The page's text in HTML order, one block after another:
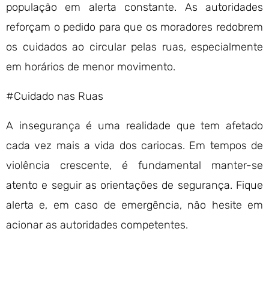
população em alerta constante. As autoridades
reforçam o pedido para que os moradores redobrem
os cuidados ao circular pelas ruas, especialmente
em horários de menor movimento.
#Cuidado nas Ruas
A insegurança é uma realidade que tem afetado
cada vez mais a vida dos cariocas. Em tempos de
violência crescente, é fundamental manter-se
atento e seguir as orientações de segurança. Fique
alerta e, em caso de emergência, não hesite em
acionar as autoridades competentes.